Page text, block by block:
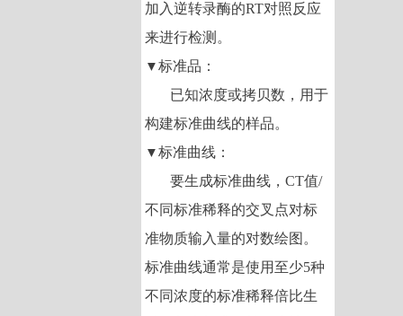
加入逆转录酶的RT对照反应
来进行检测。
▼标准品：
已知浓度或拷贝数，用于
构建标准曲线的样品。
▼标准曲线：
要生成标准曲线，CT值/
不同标准稀释的交叉点对标
准物质输入量的对数绘图。
标准曲线通常是使用至少5种
不同浓度的标准稀释倍比生